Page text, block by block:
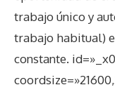
trabajo único y
trabajo habitual)
constante.